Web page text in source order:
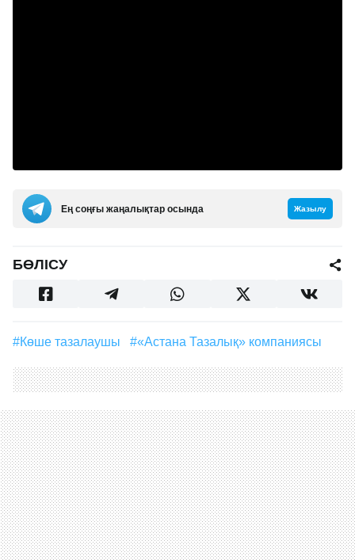
Ең соңғы жаңалықтар осында Жазылу
БӨЛІСУ
#Көше тазалаушы #«Астана Тазалық» компаниясы